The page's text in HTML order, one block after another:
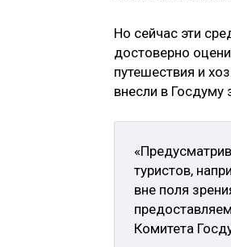
Но сейчас эти
достоверно
путешествия и
внесли в Госдуму
туристов,
вне поля
Комитета